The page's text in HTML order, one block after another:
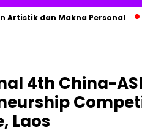
dan Makna Personal
4th China-
Laos